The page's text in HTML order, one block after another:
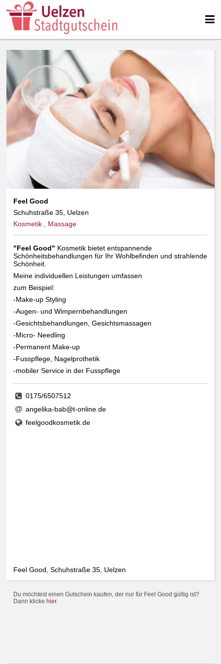
Feel Good
Schuhstraße 35, Uelzen
Kosmetik , Massage
"Feel Good" Kosmetik bietet entspannende
Schönheitsbehandlungen für Ihr Wohlbefinden und strahlende
Schönheit.
Meine individuellen Leistungen umfassen
zum Beispiel:
-Make-up Styling
-Augen- und Wimpernbehandlungen
-Gesichtsbehandlungen, Gesichtsmassagen
-Micro- Needling
-Permanent Make-up
-Fusspflege, Nagelprothetik
-mobiler Service in der Fusspflege
0175/6507512
angelika-bab@t-online.de
feelgoodkosmetik.de
Feel Good, Schuhstraße 35, Uelzen
Du möchtest einen Gutschein kaufen, der nur für Feel Good gültig ist?
Dann klicke hier.